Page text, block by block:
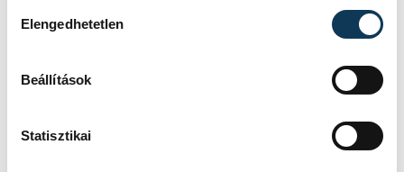
Elengedhetetlen
Beállítások
Statisztikai
IDŐPONT
MIHÁLY SZAKGIMNÁZIUM
EREDMÉNY